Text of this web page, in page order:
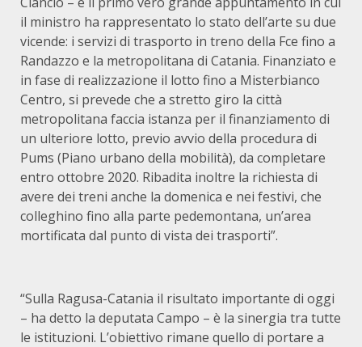
il ministro ha rappresentato lo stato dell’arte su due
vicende: i servizi di trasporto in treno della Fce fino a
Randazzo e la metropolitana di Catania. Finanziato e
in fase di realizzazione il lotto fino a Misterbianco
Centro, si prevede che a stretto giro la città
metropolitana faccia istanza per il finanziamento di
un ulteriore lotto, previo avvio della procedura di
Pums (Piano urbano della mobilità), da completare
entro ottobre 2020. Ribadita inoltre la richiesta di
avere dei treni anche la domenica e nei festivi, che
colleghino fino alla parte pedemontana, un’area
mortificata dal punto di vista dei trasporti”.
“Sulla Ragusa-Catania il risultato importante di oggi
– ha detto la deputata Campo – è la sinergia tra tutte
le istituzioni. L’obiettivo rimane quello di portare a